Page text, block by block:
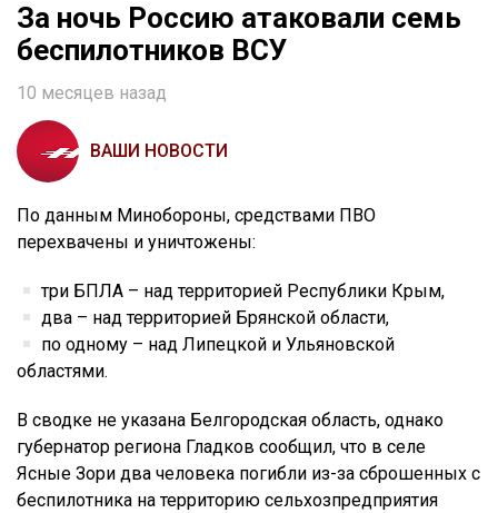
За ночь Россию атаковали семь
беспилотников ВСУ
10 месяцев назад
ВАШИ НОВОСТИ
По данным Минобороны, средствами ПВО
перехвачены и уничтожены:
три БПЛА – над территорией Республики Крым,
два – над территорией Брянской области,
по одному – над Липецкой и Ульяновской
областями.
В сводке не указана Белгородская область, однако
губернатор региона Гладков сообщил, что в селе
Ясные Зори два человека погибли из-за сброшенных с
беспилотника на территорию сельхозпредприятия